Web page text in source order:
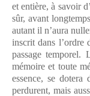
et entière, à savoir
sûr, avant
autant il n’aura
inscrit dans l’ordre
passage temporel.
mémoire et toute
essence, se
perdurent, mais